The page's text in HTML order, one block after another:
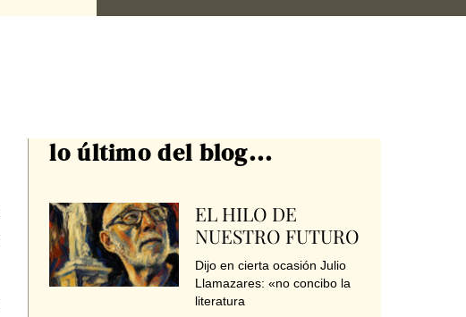
lo último del blog...
EL HILO DE
NUESTRO FUTURO
Dijo en cierta ocasión Julio
Llamazares: «no concibo la
literatura